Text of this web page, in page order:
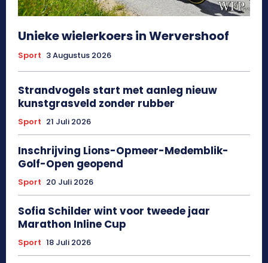
Unieke wielerkoers in Wervershoof
Sport 3 Augustus 2026
Strandvogels start met aanleg nieuw
kunstgrasveld zonder rubber
Sport 21 Juli 2026
Inschrijving Lions-Opmeer-Medemblik-
Golf-Open geopend
Sport 20 Juli 2026
Sofia Schilder wint voor tweede jaar
Marathon Inline Cup
Sport 18 Juli 2026